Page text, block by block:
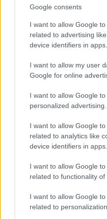
Google consents
I want to allow Google
related to advertising
device identifiers in apps.
I want to allow my user
Google for online
I want to allow Google
personalized advertising.
I want to allow Google
related to analytics like
device identifiers in apps.
I want to allow Google
related to functionality of
I want to allow Google
related to personalization.
lárvalányhaj
@janomano:
"Így van, a légnyomás
nyomnak. :-)"
Az intelligencia az elme
Mindenféle intelligencia
emberi minőség mértéke.
Az intelligencia az a
teljesen meghatározott"
tudunk döntéseket
az, hogy döntésünk
végrehajtása után
célunkat -- és mennyire
mozaik-kirakós játékban